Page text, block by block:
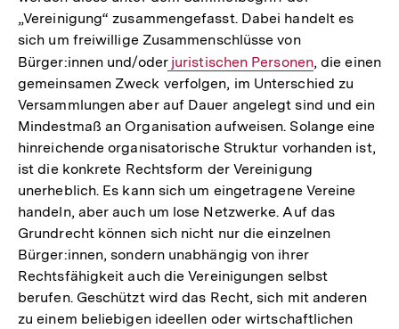
„Vereinigung“ zusammengefasst. Dabei handelt es
sich um freiwillige Zusammenschlüsse von
Bürger:innen und/oderInterner
Link:
juristischen Personen, die einen
gemeinsamen Zweck verfolgen, im Unterschied zu
Versammlungen aber auf Dauer angelegt sind und ein
Mindestmaß an Organisation aufweisen. Solange eine
hinreichende organisatorische Struktur vorhanden ist,
ist die konkrete Rechtsform der Vereinigung
unerheblich. Es kann sich um eingetragene Vereine
handeln, aber auch um lose Netzwerke. Auf das
Grundrecht können sich nicht nur die einzelnen
Bürger:innen, sondern unabhängig von ihrer
Rechtsfähigkeit auch die Vereinigungen selbst
berufen. Geschützt wird das Recht, sich mit anderen
zu einem beliebigen ideellen oder wirtschaftlichen